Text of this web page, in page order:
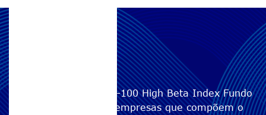
O Buena Vista Nasdaq-100 High Beta Index Fundo
de Índice investe nas empresas que compõem o